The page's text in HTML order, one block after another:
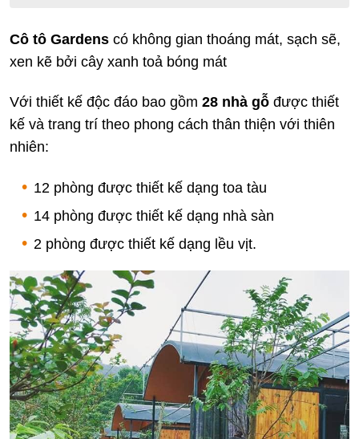
Cô tô Gardens có không gian thoáng mát, sạch sẽ,
xen kẽ bởi cây xanh toả bóng mát
Với thiết kế độc đáo bao gồm 28 nhà gỗ được thiết
kế và trang trí theo phong cách thân thiện với thiên
nhiên:
12 phòng được thiết kế dạng toa tàu
14 phòng được thiết kế dạng nhà sàn
2 phòng được thiết kế dạng lều vịt.